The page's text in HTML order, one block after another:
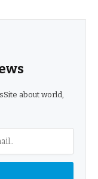
about world,